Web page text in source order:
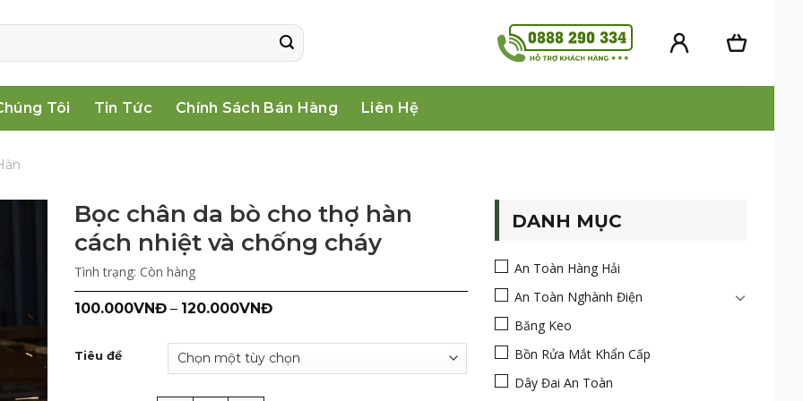
Tôi Tin Tức Chính Sách Bán Hàng Liên Hệ
Bọc chân da bò cho thợ hàn
cách nhiệt và chống cháy
Tình trạng: Còn hàng
100.000VNĐ– 120.000VNĐ
Tiêu đề
DANH MỤC
An Toàn Hàng Hải
An Toàn Nghành Điện
Băng Keo
Bồn Rửa Mắt Khẩn Cấp
Dây Đai An Toàn